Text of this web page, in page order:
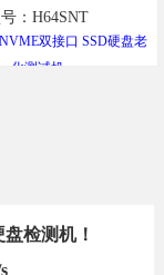
：H64SNT
双接口 SSD硬盘老
化测试机
检测机！